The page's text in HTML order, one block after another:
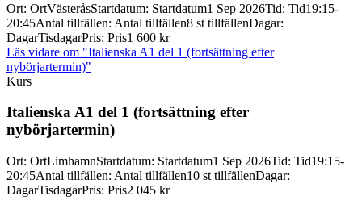
Ort: OrtVästeråsStartdatum: Startdatum1 Sep 2026Tid: Tid19:15-
20:45Antal tillfällen: Antal tillfällen8 st tillfällenDagar:
DagarTisdagarPris: Pris1 600 kr
Läs vidare om "Italienska A1 del 1 (fortsättning efter
nybörjartermin)"
Kurs
Italienska A1 del 1 (fortsättning efter
nybörjartermin)
Ort: OrtLimhamnStartdatum: Startdatum1 Sep 2026Tid: Tid19:15-
20:45Antal tillfällen: Antal tillfällen10 st tillfällenDagar:
DagarTisdagarPris: Pris2 045 kr